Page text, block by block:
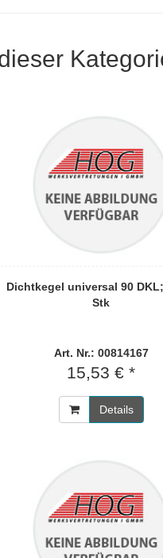
Dichtkegel universal 90
Stk
Art. Nr.: 00814167
15,53 € *
Details